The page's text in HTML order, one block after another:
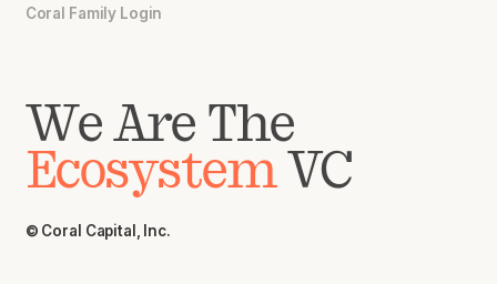
Coral Family Login
We Are The
EcosystemVC
© Coral Capital, Inc.